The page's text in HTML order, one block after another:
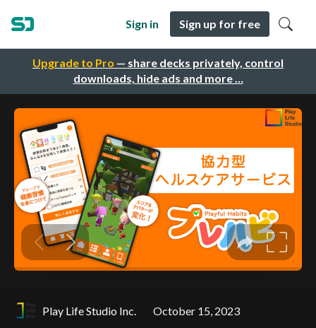
Upgrade to Pro — share decks privately, control
downloads, hide ads and more …
Sign in Sign up for free
Play Life Studio Inc. October 15, 2023